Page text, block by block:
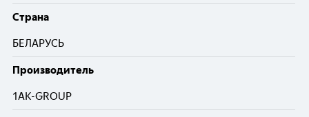
Cтрана
БЕЛАРУСЬ
Производитель
1AK-GROUP